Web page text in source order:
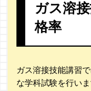
ガス溶
格率
ガス溶接技能講習
な学科試験を行い